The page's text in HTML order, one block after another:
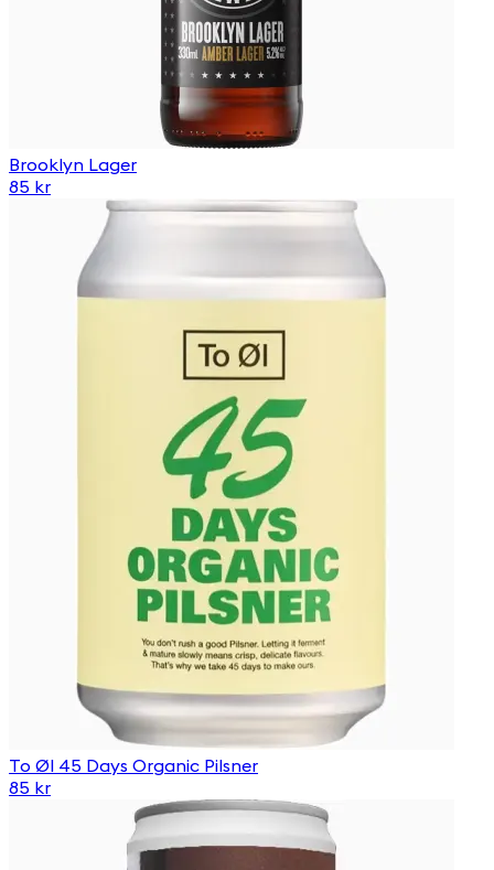
Brooklyn Lager
85 kr
To Øl 45 Days Organic Pilsner
85 kr